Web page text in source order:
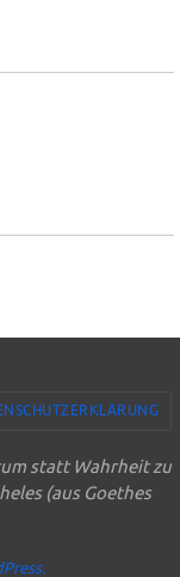
statt Wahrheit zu
(aus Goethes